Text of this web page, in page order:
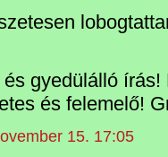
gyedülálló
és felemelő!
15. 17:05